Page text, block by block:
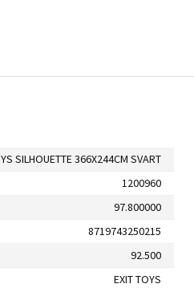
SILHOUETTE 366X244CM SVART
1200960
97.800000
8719743250215
92.500
EXIT TOYS